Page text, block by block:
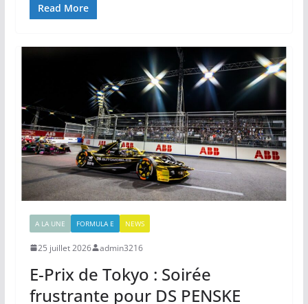
Read More
A LA UNE FORMULA E NEWS
25 juillet 2026 admin3216
E-Prix de Tokyo : Soirée
frustrante pour DS PENSKE